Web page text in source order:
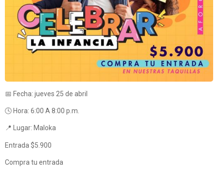
📅 Fecha: jueves 25 de abril
🕓 Hora: 6:00 A 8:00 p.m.
📍 Lugar: Maloka
Entrada $5.900
Compra tu entrada